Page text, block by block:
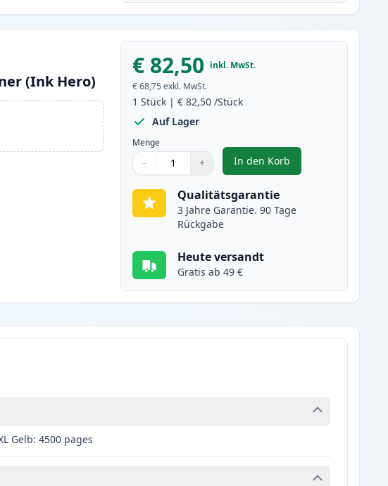
(Ink Hero)
€ 82,50 inkl. MwSt.
€ 68,75 exkl. MwSt.
1 Stück |€ 82,50 /Stück
Auf Lager
Menge
Menge
Verwenden Sie die Tasten, um anzupassen
− +
Menge 1
In den Korb
, Brother TN423Y gelb XL
Qualitätsgarantie
3 Jahre Garantie. 90 Tage
Rückgabe
Heute versandt
Gratis ab 49 €
Gelb: 4500 pages